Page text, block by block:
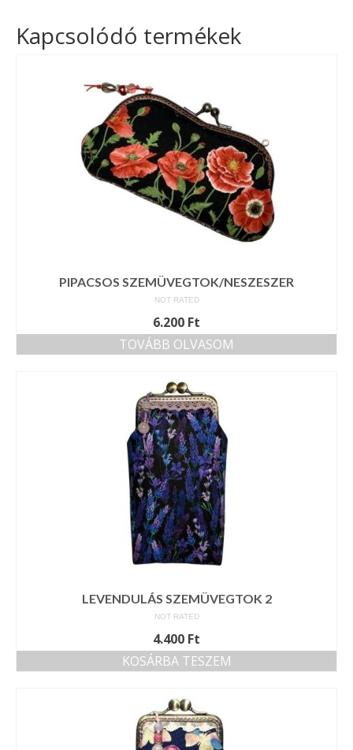
Kapcsolódó termékek
PIPACSOS SZEMÜVEGTOK/NESZESZER
NOT RATED
6.200 Ft
TOVÁBB OLVASOM
LEVENDULÁS SZEMÜVEGTOK 2
NOT RATED
4.400 Ft
KOSÁRBA TESZEM